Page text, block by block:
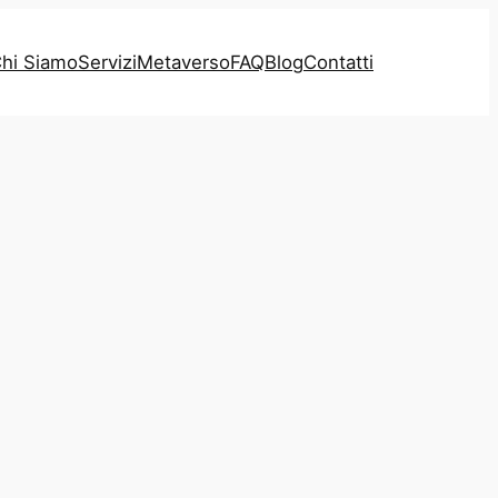
SiamoServiziMetaversoFAQBlogContatti